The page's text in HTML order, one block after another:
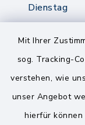
Mit Ihrer
sog. Tracking-
verstehen, wie
unser Angebot
hierfür
Dienstag
8.00-12.00
14.00-
Freitag